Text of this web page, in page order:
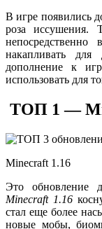
В игре появились
роза иссушения.
накапливать для
дополнение к
использовать для
ТОП 1 —
Minecraft 1.16
Это обновление
Minecraft 1.16
стал еще более
новые мобы,